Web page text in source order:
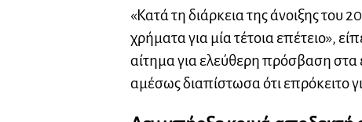
«Κατά τη διάρκεια της άνοιξης του
χρήματα για μία τέτοια επέτειο»,
αίτημα για ελεύθερη πρόσβαση
αμέσως διαπίστωσα ότι επρόκειτο